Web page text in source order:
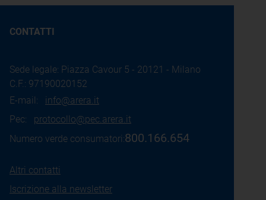
CONTATTI
Sede legale: Piazza Cavour 5 - 20121 - Milano
C.F.: 97190020152
E-mail: info@arera.it
Pec: protocollo@pec.arera.it
Numero verde consumatori:800.166.654
Altri contatti
Iscrizione alla newsletter